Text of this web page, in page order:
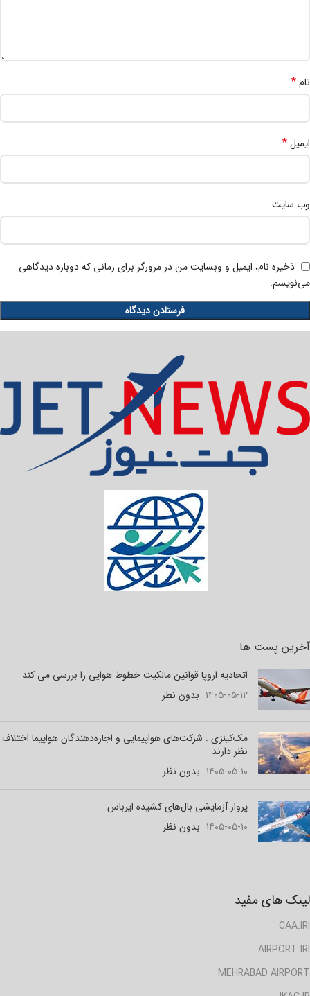
نام*
ایمیل*
وب‌ سایت
ذخیره نام، ایمیل و وبسایت من در مرورگر برای زمانی که دوباره دیدگاهی
می‌نویسم.
آخرین پست ها
اتحادیه اروپا قوانین مالکیت خطوط هوایی را بررسی می کند
۱۴۰۵-۰۵-۱۲ بدون نظر
مک‌کینزی : شرکت‌های هواپیمایی و اجاره‌دهندگان هواپیما اختلاف
نظر دارند
۱۴۰۵-۰۵-۱۰ بدون نظر
پرواز آزمایشی بال‌های کشیده ایرباس
۱۴۰۵-۰۵-۱۰ بدون نظر
لینک های مفید
CAA.IRI
AIRPORT.IRI
MEHRABAD AIRPORT